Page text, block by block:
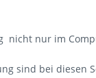
nicht nur im
sind bei diesen